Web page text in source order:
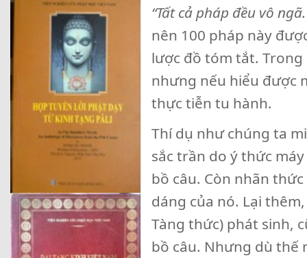
“Tất cả pháp đều vô
nên 100 pháp này
lược đồ tóm tắt.
nhưng nếu hiểu được
thực tiễn tu hành.
Thí dụ như chúng ta
sắc trần do ý thức
bồ câu. Còn nhãn
dáng của nó. Lại
Tàng thức) phát sinh,
bồ câu. Nhưng dù thế